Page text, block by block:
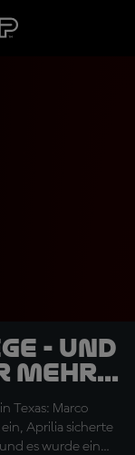
- und
mehr...
Texas: Marco
Aprilia sicherte
es wurde ein